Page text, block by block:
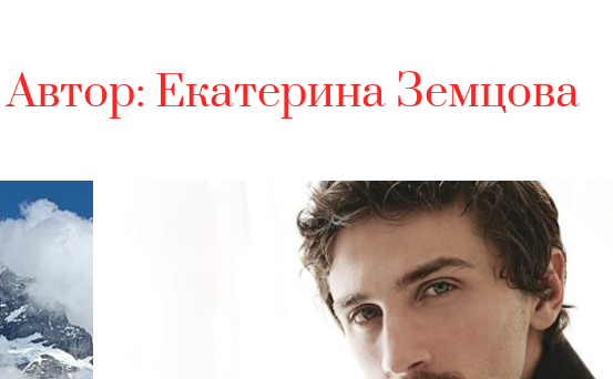
Автор: Екатерина Земцова